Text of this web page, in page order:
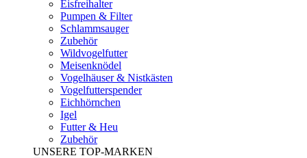
Eisfreihalter
Pumpen & Filter
Schlammsauger
Zubehör
Wildvogelfutter
Meisenknödel
Vogelhäuser & Nistkästen
Vogelfutterspender
Eichhörnchen
Igel
Futter & Heu
Zubehör
UNSERE TOP-MARKEN